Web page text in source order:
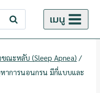
เมนู
ณะหลับ (Sleep Apnea) /
าการนอนกรน มีกี่แบบและ